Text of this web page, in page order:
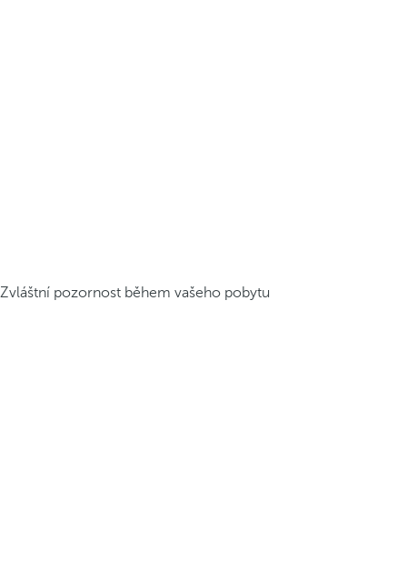
Zvláštní pozornost během vašeho pobytu